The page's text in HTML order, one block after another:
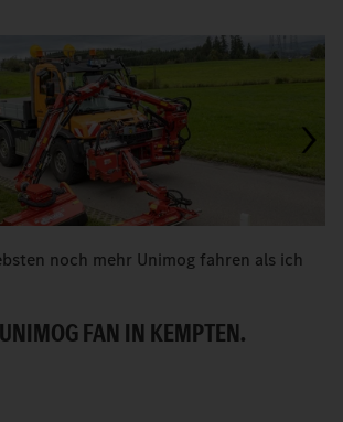
noch mehr Unimog fahren als ich
FAN IN KEMPTEN.